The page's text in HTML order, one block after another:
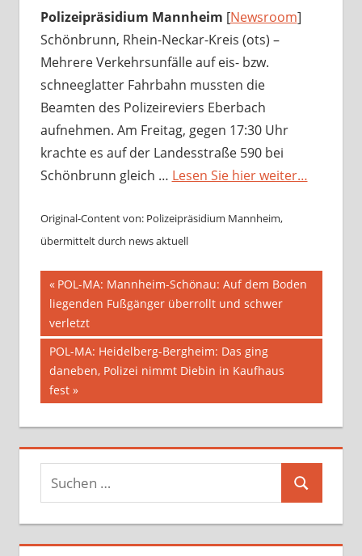
Polizeipräsidium Mannheim [Newsroom]
Schönbrunn, Rhein-Neckar-Kreis (ots) –
Mehrere Verkehrsunfälle auf eis- bzw.
schneeglatter Fahrbahn mussten die
Beamten des Polizeireviers Eberbach
aufnehmen. Am Freitag, gegen 17:30 Uhr
krachte es auf der Landesstraße 590 bei
Schönbrunn gleich … Lesen Sie hier weiter…
Original-Content von: Polizeipräsidium Mannheim,
übermittelt durch news aktuell
Beitragsnavigation
Vorheriger
Beitrag:
POL-MA: Mannheim-Schönau: Auf dem Boden
liegenden Fußgänger überrollt und schwer
verletzt
Nächster
Beitrag:
POL-MA: Heidelberg-Bergheim: Das ging
daneben, Polizei nimmt Diebin in Kaufhaus
fest
Suchen
nach:
Suchen